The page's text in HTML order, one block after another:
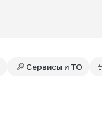
Сервисы и ТО